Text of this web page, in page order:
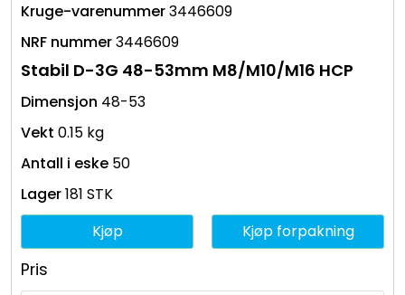
3446609
3446609
Stabil D-3G 48-53mm M8/M10/M16 HCP
48-53
0.15 kg
50
181 STK
Pris
Kjøp Kjøp forpakning